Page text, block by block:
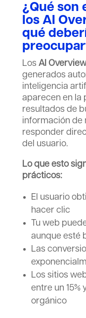
¿Qué son
los AI
qué
Los AI
generados
inteligencia
aparecen en la
resultados de
información de
responder
del usuario.
Lo que esto
prácticos:
El usuario
hacer clic
Tu web
aunque esté
Las
Los sitios
entre un 15%
orgánico